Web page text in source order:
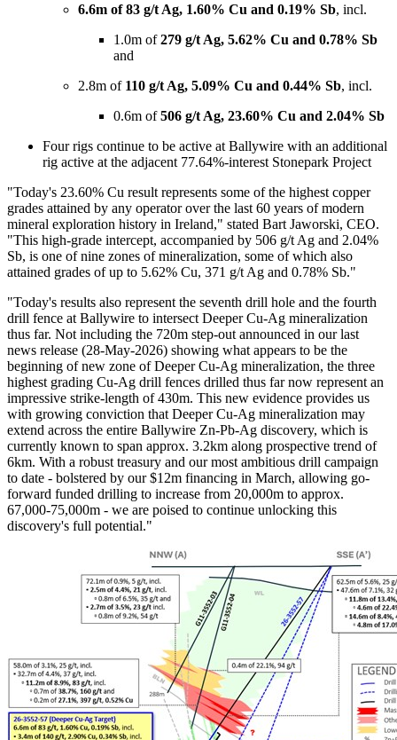
6.6m of 83 g/t Ag, 1.60% Cu and 0.19% Sb, incl.
1.0m of279 g/t Ag, 5.62% Cu and 0.78% Sb
and
2.8m of 110 g/t Ag, 5.09% Cu and 0.44% Sb, incl.
0.6m of506 g/t Ag, 23.60% Cu and 2.04% Sb
Four rigs continue to be active at Ballywire with an additional
rig active at the adjacent 77.64%-interest Stonepark Project
"Today's 23.60% Cu result represents some of the highest copper
grades attained by any operator over the last 60 years of modern
mineral exploration history in Ireland," stated Bart Jaworski, CEO.
"This high-grade intercept, accompanied by 506 g/t Ag and 2.04%
Sb, is one of nine zones of mineralization, some of which also
attained grades of up to 5.62% Cu, 371 g/t Ag and 0.78% Sb."
"Today's results also represent the seventh drill hole and the fourth
drill fence at Ballywire to intersect Deeper Cu-Ag mineralization
thus far. Not including the 720m step-out announced in our last
news release (28-May-2026) showing what appears to be the
beginning of new zone of Deeper Cu-Ag mineralization, the three
highest grading Cu-Ag drill fences drilled thus far now represent an
impressive strike-length of 430m. This new evidence provides us
with growing conviction that Deeper Cu-Ag mineralization may
extend across the entire Ballywire Zn-Pb-Ag discovery, which is
currently known to span approx. 3.2km along prospective trend of
6km. With a robust treasury and our most ambitious drill campaign
to date - bolstered by our $12m financing in March, allowing go-
forward funded drilling to increase from 20,000m to approx.
67,000-75,000m - we are poised to continue unlocking this
discovery's full potential."